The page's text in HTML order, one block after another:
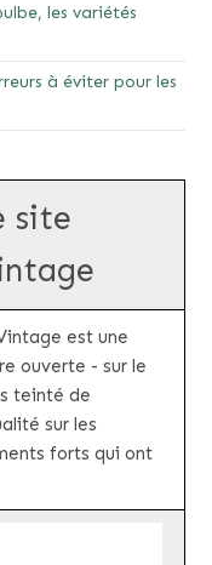
les variétés
à éviter pour les
site
est une
ouverte - sur le
teinté de
sur les
forts qui ont